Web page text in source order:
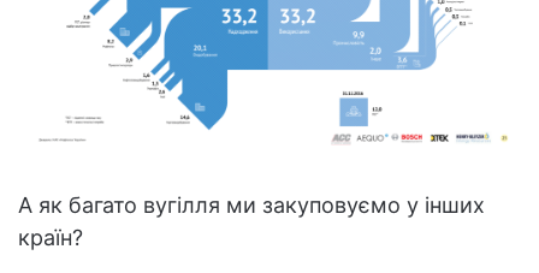
А як багато вугілля ми закуповуємо у інших
країн?